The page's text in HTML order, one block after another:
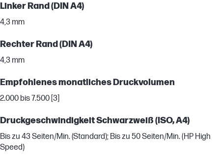
Linker Rand (DIN A4)
4,3 mm
Rechter Rand (DIN A4)
4,3 mm
Empfohlenes monatliches Druckvolumen
2.000 bis 7.500 [3]
Druckgeschwindigkeit Schwarzweiß (ISO, A4)
Bis zu 43 Seiten/Min. (Standard); Bis zu 50 Seiten/Min. (HP High
Speed)